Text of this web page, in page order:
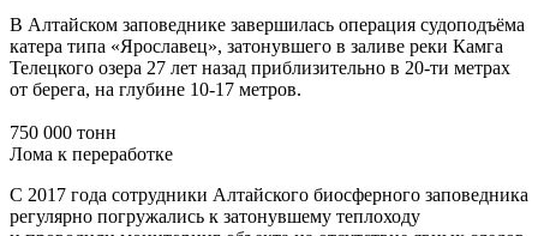
В Алтайском заповеднике завершилась операция судоподъёма
катера типа «Ярославец», затонувшего в заливе реки Камга
Телецкого озера 27 лет назад приблизительно в 20-ти метрах
от берега, на глубине 10-17 метров.
750 000 тонн
Лома к переработке
С 2017 года сотрудники Алтайского биосферного заповедника
регулярно погружались к затонувшему теплоходу